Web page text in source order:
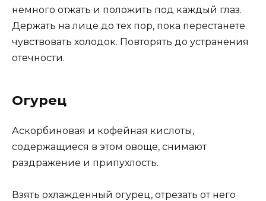
немного отжать и положить под каждый глаз.
Держать на лице до тех пор, пока перестанете
чувствовать холодок. Повторять до устранения
отечности.
Огурец
Аскорбиновая и кофейная кислоты,
содержащиеся в этом овоще, снимают
раздражение и припухлость.
Взять охлажденный огурец, отрезать от него